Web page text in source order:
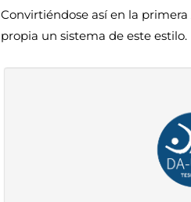
Convirtiéndose así en la
propia un sistema de este estilo.